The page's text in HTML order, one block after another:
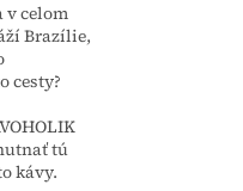
v celom
Brazílie,
cesty?
tú
kávy.